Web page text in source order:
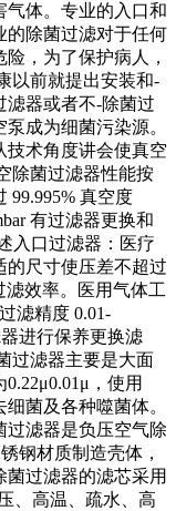
气体。专业的入口和
的除菌过滤对于任何
，为了保护病人，
以前就提出安装和-
滤器或者不-除菌过
成为细菌污染源。
技术角度讲会使真空
除菌过滤器性能按
99.995% 真空度
有过滤器更换和
入口过滤器：医疗
的尺寸使压差不超过
滤效率。医用气体工
滤精度 0.01-
进行保养更换滤
过滤器主要是大面
，使用
菌及各种噬菌体。
过滤器是负压空气除
钢材质制造壳体，
过滤器的滤芯采用
、高温、疏水、高